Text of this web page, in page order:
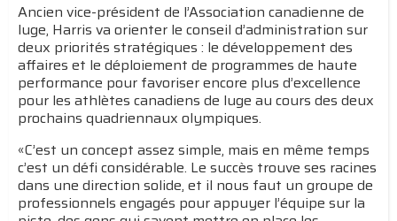
Ancien vice-président de l’Association canadienne de
luge, Harris va orienter le conseil d’administration sur
deux priorités stratégiques : le développement des
affaires et le déploiement de programmes de haute
performance pour favoriser encore plus d’excellence
pour les athlètes canadiens de luge au cours des deux
prochains quadriennaux olympiques.
«C’est un concept assez simple, mais en même temps
c’est un défi considérable. Le succès trouve ses racines
dans une direction solide, et il nous faut un groupe de
professionnels engagés pour appuyer l’équipe sur la